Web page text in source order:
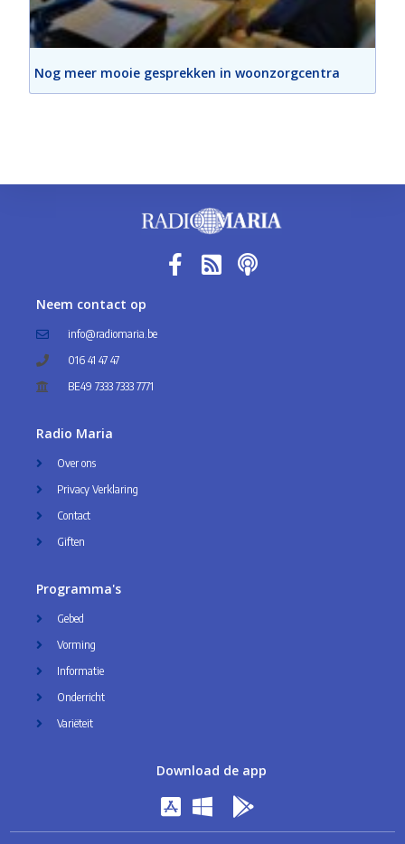
Nog meer mooie gesprekken in woonzorgcentra
Neem contact op
info@radiomaria.be
016 41 47 47
BE49 7333 7333 7771
Radio Maria
Over ons
Privacy Verklaring
Contact
Giften
Programma's
Gebed
Vorming
Informatie
Onderricht
Variëteit
Download de app